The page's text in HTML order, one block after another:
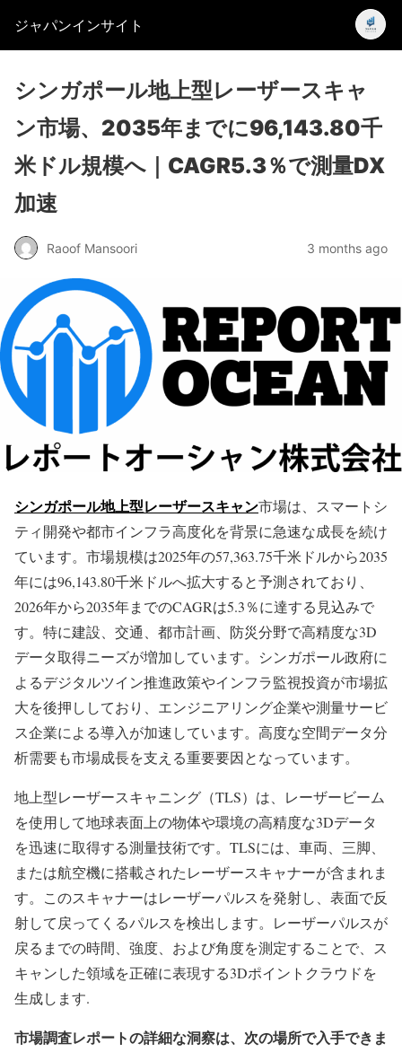
ジャパンインサイト
シンガポール地上型レーザースキャ
ン市場、2035年までに96,143.80千
米ドル規模へ｜CAGR5.3％で測量DX
加速
Raoof Mansoori 3 months ago
シンガポール地上型レーザースキャン市場は、スマートシ
ティ開発や都市インフラ高度化を背景に急速な成長を続け
ています。市場規模は2025年の57,363.75千米ドルから2035
年には96,143.80千米ドルへ拡大すると予測されており、
2026年から2035年までのCAGRは5.3％に達する見込みで
す。特に建設、交通、都市計画、防災分野で高精度な3D
データ取得ニーズが増加しています。シンガポール政府に
よるデジタルツイン推進政策やインフラ監視投資が市場拡
大を後押ししており、エンジニアリング企業や測量サービ
ス企業による導入が加速しています。高度な空間データ分
析需要も市場成長を支える重要要因となっています。
地上型レーザースキャニング（TLS）は、レーザービーム
を使用して地球表面上の物体や環境の高精度な3Dデータ
を迅速に取得する測量技術です。TLSには、車両、三脚、
または航空機に搭載されたレーザースキャナーが含まれま
す。このスキャナーはレーザーパルスを発射し、表面で反
射して戻ってくるパルスを検出します。レーザーパルスが
戻るまでの時間、強度、および角度を測定することで、ス
キャンした領域を正確に表現する3Dポイントクラウドを
生成します.
市場調査レポートの詳細な洞察は、次の場所で入手できま